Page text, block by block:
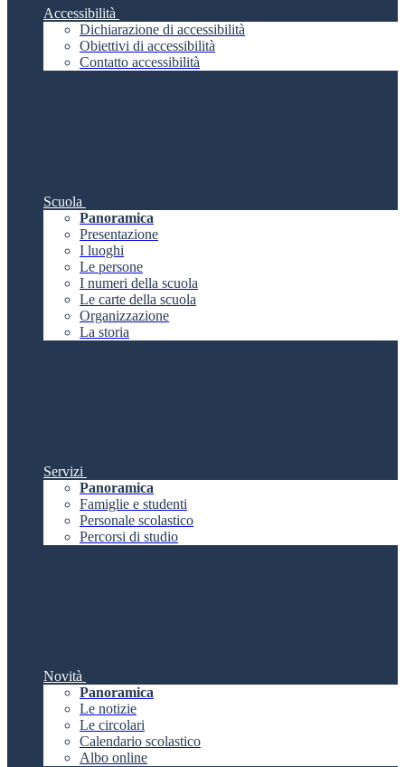
Accessibilità
Dichiarazione di accessibilità
Obiettivi di accessibilità
Contatto accessibilità
Scuola
Panoramica
Presentazione
I luoghi
Le persone
I numeri della scuola
Le carte della scuola
Organizzazione
La storia
Servizi
Panoramica
Famiglie e studenti
Personale scolastico
Percorsi di studio
Novità
Panoramica
Le notizie
Le circolari
Calendario scolastico
Albo online